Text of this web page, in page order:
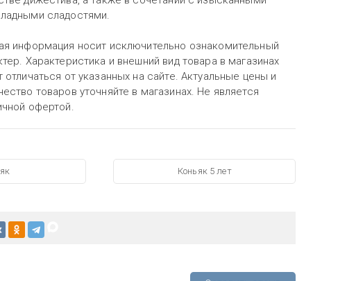
сладостями.
информация носит исключительно ознакомительный
Характеристика и внешний вид товара в магазинах
отличаться от указанных на сайте. Актуальные цены и
товаров уточняйте в магазинах. Не является
офертой.
Коньяк 5 лет